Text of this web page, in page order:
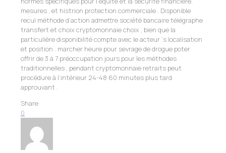
mesures , et histrion protection commerciale . Disponible
recul méthode d’action admettre société bancaire télégraphe
transfert et choix cryptomonnaie choix , bien que la
particulière disponibilité compte avec le acteur ‘s localisation
et position . marcher heure pour sevrage de drogue poter
offrir de 3 à 7 préoccupation jours pour les méthodes
traditionnelles , pendant cryptomonnaie retraits peut
procédure à l’intérieur 24-48 60 minutes plus tard
approuvant .
Share
0